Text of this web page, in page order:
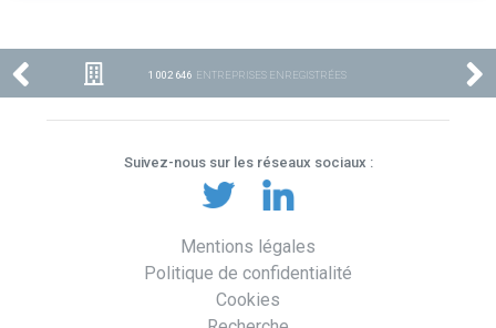
1 002 646 ENTREPRISES ENREGISTRÉES
Suivez-nous sur les réseaux sociaux :
Mentions légales
Politique de confidentialité
Cookies